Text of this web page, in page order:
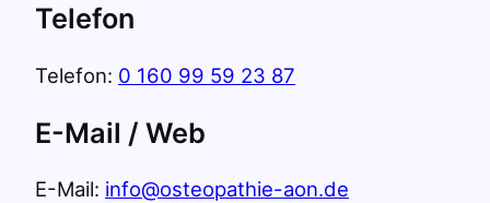
Telefon
Telefon: 0 160 99 59 23 87
E-Mail / Web
E-Mail: info@osteopathie-aon.de